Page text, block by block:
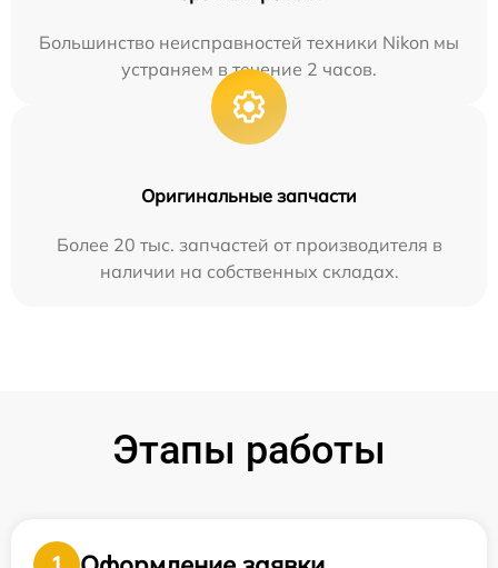
Большинство неисправностей техники Nikon мы
устраняем в течение 2 часов.
Оригинальные запчасти
Более 20 тыс. запчастей от производителя в
наличии на собственных складах.
Этапы работы